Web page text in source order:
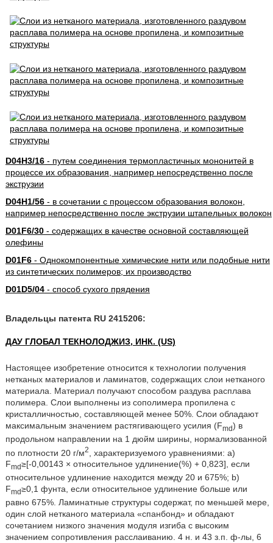
D04H3/16- путем соединения термопластичных мононитей в
процессе их образования, например непосредственно после
экструзии
D04H1/56- в сочетании с процессом образования волокон,
например непосредственно после экструзии штапельных волокон
D01F6/30- содержащих в качестве основной составляющей
олефины
D01F6- Однокомпонентные химические нити или подобные нити
из синтетических полимеров; их производство
D01D5/04- способ сухого прядения
Владельцы патента RU 2415206:
ДАУ ГЛОБАЛ ТЕКНОЛОДЖИЗ, ИНК. (US)
Настоящее изобретение относится к технологии получения
нетканых материалов и ламинатов, содержащих слои нетканого
материала. Материал получают способом раздува расплава
полимера. Слои выполнены из сополимера пропилена с
кристалличностью, составляющей менее 50%. Слои обладают
максимальным значением растягивающего усилия (Fmd) в
продольном направлении на 1 дюйм ширины, нормализованной
по плотности 20 г/м2
, характеризуемого уравнениями: a)
Fmd≥[-0,00143 × относительное удлинение(%) + 0,823], если
относительное удлинение находится между 20 и 675%; b)
Fmd≥0,1 фунта, если относительное удлинение больше или
равно 675%. Ламинатные структуры содержат, по меньшей мере,
один слой нетканого материала «спанбонд» и обладают
сочетанием низкого значения модуля изгиба с высоким
значением сопротивления расслаиванию. 4 н. и 43 з.п. ф-лы, 6